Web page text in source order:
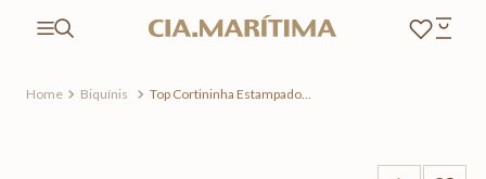
Biquínis
Top Cortininha Estampado